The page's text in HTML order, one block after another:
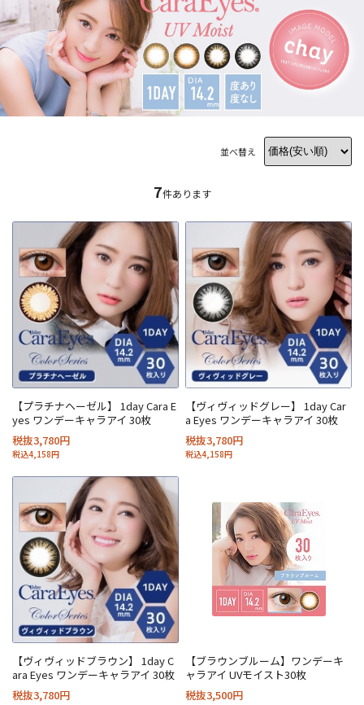
並べ替え
7件あります
【プラチナヘーゼル】 1day Cara E
yes ワンデーキャラアイ 30枚
税抜3,780円
税込4,158円
【ヴィヴィッドグレー】 1day Car
a Eyes ワンデーキャラアイ 30枚
税抜3,780円
税込4,158円
【ヴィヴィッドブラウン】 1day C
ara Eyes ワンデーキャラアイ 30枚
税抜3,780円
【ブラウンブルーム】ワンデーキ
ャラアイ UVモイスト30枚
税抜3,500円